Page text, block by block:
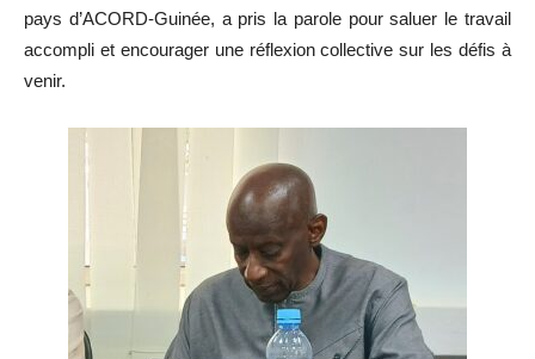
pays d’ACORD-Guinée, a pris la parole pour saluer le travail
accompli et encourager une réflexion collective sur les défis à
venir.